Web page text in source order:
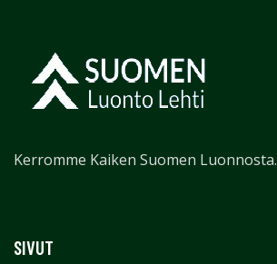
Kerromme Kaiken Suomen Luonnosta.
SIVUT